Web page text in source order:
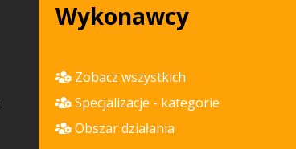
Wykonawcy
Zobacz wszystkich
Specjalizacje - kategorie
Obszar działania